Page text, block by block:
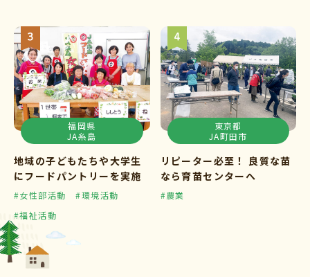
福岡県
JA糸島
地域の子どもたちや大学生
にフードパントリーを実施
#女性部活動
#環境活動
#福祉活動
東京都
JA町田市
リピーター必至！ 良質な苗
なら育苗センターへ
#農業